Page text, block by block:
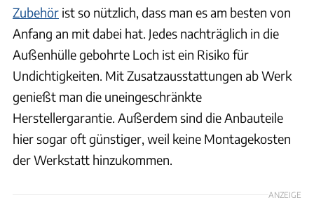
Zubehör ist so nützlich, dass man es am besten von
Anfang an mit dabei hat. Jedes nachträglich in die
Außenhülle gebohrte Loch ist ein Risiko für
Undichtigkeiten. Mit Zusatzausstattungen ab Werk
genießt man die uneingeschränkte
Herstellergarantie. Außerdem sind die Anbauteile
hier sogar oft günstiger, weil keine Montagekosten
der Werkstatt hinzukommen.
ANZEIGE